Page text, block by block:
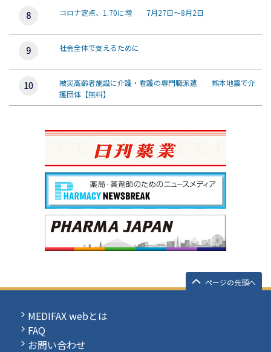
コロナ定点、1.70に増 7月27日～8月2日
社会全体で支えるために
被災高齢者施設に介護・看護の専門職派遣 熊本地震で介
護団体【無料】
ページの先頭へ
MEDIFAX webとは
FAQ
お問い合わせ